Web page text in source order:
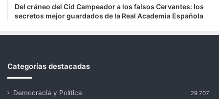
Del cráneo del Cid Campeador a los falsos Cervantes: los
secretos mejor guardados de la Real Academia Española
Categorías destacadas
Democracia y Política 29.707